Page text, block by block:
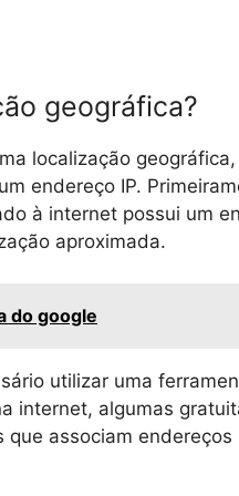
geográfica?
localização
endereço IP.
à internet possui um
aproximada.
do google
utilizar uma
internet, algumas
associam endereços